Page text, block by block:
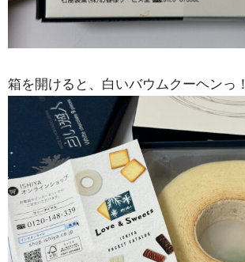
箱を開けると、白いバウムクーヘンっ！